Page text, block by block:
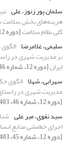
سلمان پور زنوز، علی
هزینه‌های بخش سلامت
کلی نظام سلامت[دوره 12، شماره 47، 1403، صفحه 586-615]
سلیمی، غلامرضا
بر مدیریت شهری در
ایران[دوره 12، شماره 46، 1403، صفحه 234-262]
سهرابی، شهلا الگوی
مدیریت شهری در
[دوره 12، شماره 46، 1403، صفحه 234-262]
سید نقوی، میر علی
اجرای خط‌مشی منابع
[دوره 12، شماره 45، 1403، صفحه 2-23]